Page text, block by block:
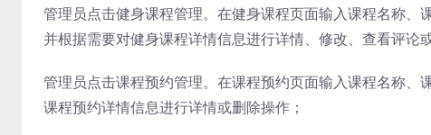
管理员点击健身课程管理。在健身课程页面输入课程名称、
并根据需要对健身课程详情信息进行详情、修改、查看评论
管理员点击课程预约管理。在课程预约页面输入课程名称
课程预约详情信息进行详情或删除操作；